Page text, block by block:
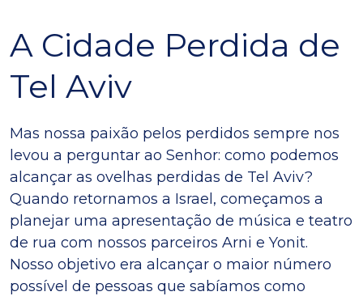
A Cidade Perdida de
Tel Aviv
Mas nossa paixão pelos perdidos sempre nos
levou a perguntar ao Senhor: como podemos
alcançar as ovelhas perdidas de Tel Aviv?
Quando retornamos a Israel, começamos a
planejar uma apresentação de música e teatro
de rua com nossos parceiros Arni e Yonit.
Nosso objetivo era alcançar o maior número
possível de pessoas que sabíamos como